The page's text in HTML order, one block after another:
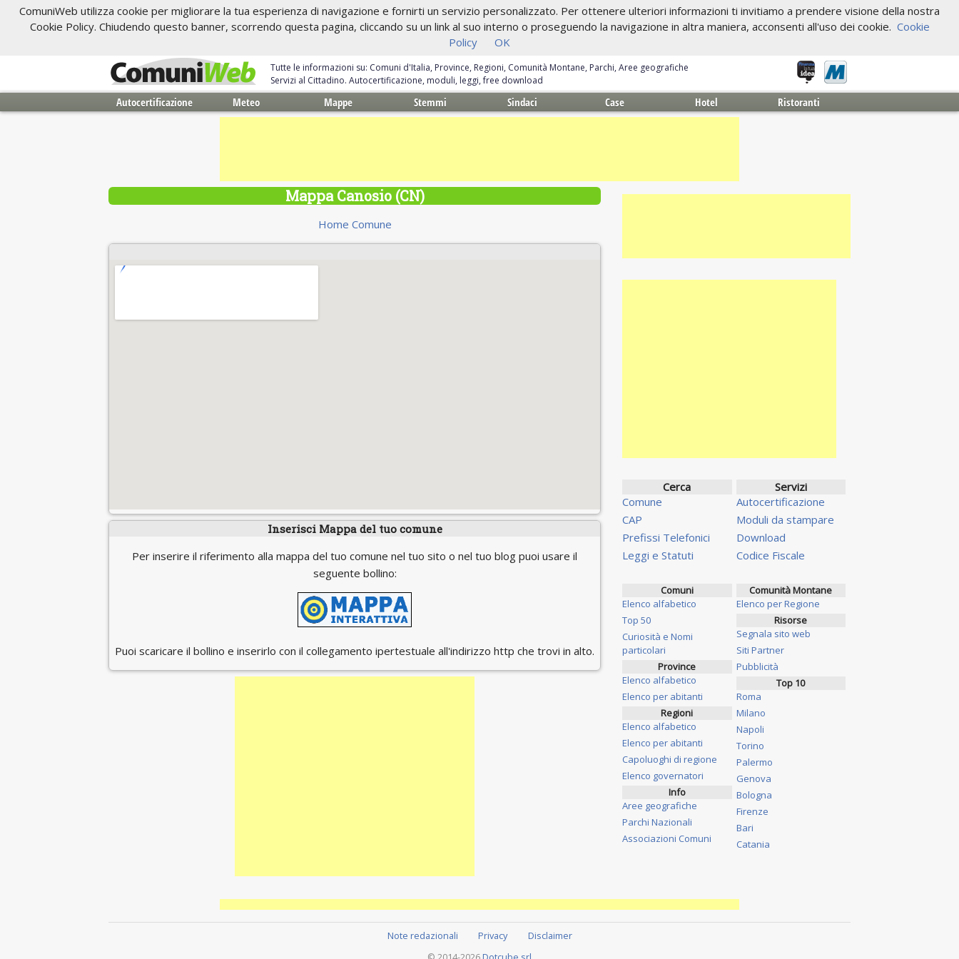
ComuniWeb utilizza cookie per migliorare la tua esperienza di navigazione e fornirti un servizio personalizzato. Per ottenere ulteriori informazioni ti invitiamo a prendere visione della nostra
Cookie Policy. Chiudendo questo banner, scorrendo questa pagina, cliccando su un link al suo interno o proseguendo la navigazione in altra maniera, acconsenti all'uso dei cookie. Cookie
Policy
OK
Tutte le informazioni su: Comuni d'Italia, Province, Regioni, Comunità Montane, Parchi, Aree geografiche
Servizi al Cittadino. Autocertificazione, moduli, leggi, free download
Autocertificazione Meteo Mappe Stemmi Sindaci Case Hotel Ristoranti
Mappa Canosio (CN)
Home Comune
Inserisci Mappa del tuo comune
Per inserire il riferimento alla mappa del tuo comune nel tuo sito o nel tuo blog puoi usare il
seguente bollino:
Puoi scaricare il bollino e inserirlo con il collegamento ipertestuale all'indirizzo http che trovi in alto.
Cerca
Comune
CAP
Prefissi Telefonici
Leggi e Statuti
Servizi
Autocertificazione
Moduli da stampare
Download
Codice Fiscale
Comuni
Elenco alfabetico
Top 50
Curiosità e Nomi
particolari
Province
Elenco alfabetico
Elenco per abitanti
Regioni
Elenco alfabetico
Elenco per abitanti
Capoluoghi di regione
Elenco governatori
Info
Aree geografiche
Parchi Nazionali
Associazioni Comuni
Comunità Montane
Elenco per Regione
Risorse
Segnala sito web
Siti Partner
Pubblicità
Top 10
Roma
Milano
Napoli
Torino
Palermo
Genova
Bologna
Firenze
Bari
Catania
Note redazionali Privacy
Disclaimer